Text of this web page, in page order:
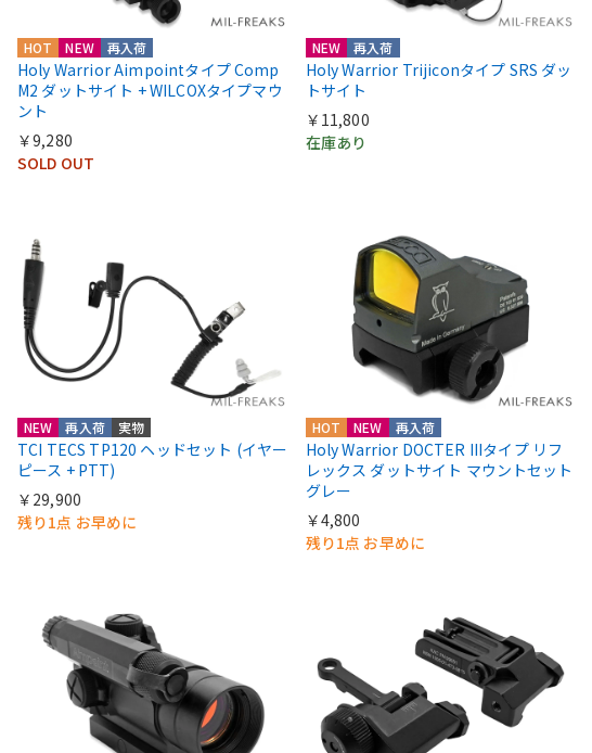
HOT NEW 再入荷
Holy Warrior Aimpointタイプ Comp
M2 ダットサイト + WILCOXタイプマウ
ント
￥9,280
SOLD OUT
NEW 再入荷
Holy Warrior Trijiconタイプ SRS ダッ
トサイト
￥11,800
在庫あり
NEW 再入荷 実物
TCI TECS TP120 ヘッドセット (イヤー
ピース + PTT)
￥29,900
残り1点 お早めに
HOT NEW 再入荷
Holy Warrior DOCTER IIIタイプ リフ
レックス ダットサイト マウントセット
グレー
￥4,800
残り1点 お早めに